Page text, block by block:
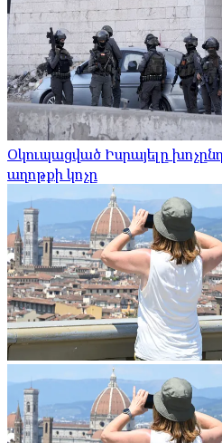
Օկուպացված Իսրայելը
աղոթքի կոչը